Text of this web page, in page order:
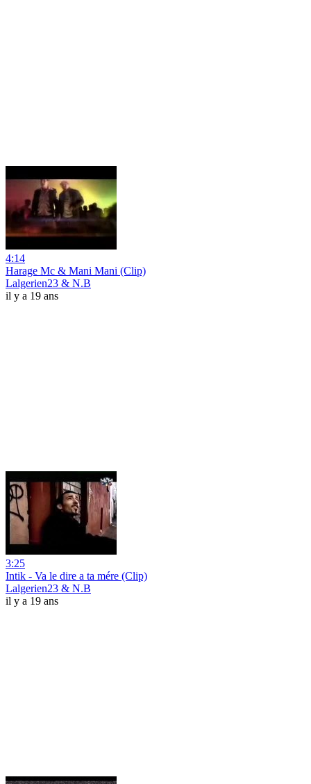
4:14
Harage Mc & Mani Mani (Clip)
Lalgerien23 & N.B
il y a 19 ans
3:25
Intik - Va le dire a ta mére (Clip)
Lalgerien23 & N.B
il y a 19 ans